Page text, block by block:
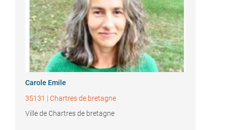
Carole Emile
35131 | Chartres de bretagne
Ville de Chartres de bretagne